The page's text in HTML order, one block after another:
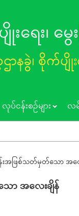
းရေး၊ မွ
ဌာနခွဲ၊ စိုက်ပျိုး
လုပ်ငန်းစဥ်များ လမ်
းအဖြစ်သတ်မှတ်သော အလေ
ာ အလေးချိန်